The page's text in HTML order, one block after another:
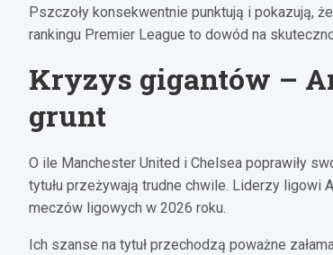
Pszczoły konsekwentnie punktują i pokazują,
rankingu Premier League to dowód na
Kryzys gigantów –
grunt
O ile Manchester United i Chelsea poprawiły
tytułu przeżywają trudne chwile. Liderzy ligowi
meczów ligowych w 2026 roku.
Ich szanse na tytuł przechodzą poważne